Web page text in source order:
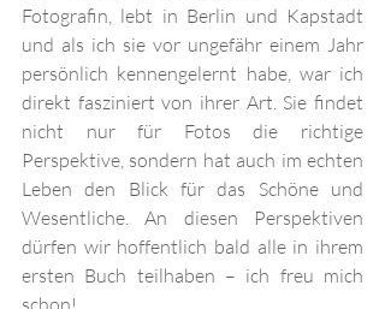
Fotografin, lebt in Berlin und Kapstadt
und als ich sie vor ungefähr einem Jahr
persönlich kennengelernt habe, war ich
direkt fasziniert von ihrer Art. Sie findet
nicht nur für Fotos die richtige
Perspektive, sondern hat auch im echten
Leben den Blick für das Schöne und
Wesentliche. An diesen Perspektiven
dürfen wir hoffentlich bald alle in ihrem
ersten Buch teilhaben – ich freu mich
schon!